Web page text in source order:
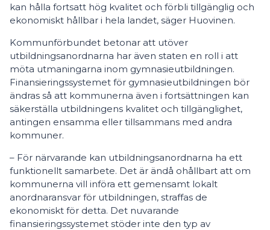
kan hålla fortsatt hög kvalitet och förbli tillgänglig och
ekonomiskt hållbar i hela landet, säger Huovinen.
Kommunförbundet betonar att utöver
utbildningsanordnarna har även staten en roll i att
möta utmaningarna inom gymnasieutbildningen.
Finansieringssystemet för gymnasieutbildningen bör
ändras så att kommunerna även i fortsättningen kan
säkerställa utbildningens kvalitet och tillgänglighet,
antingen ensamma eller tillsammans med andra
kommuner.
– För närvarande kan utbildningsanordnarna ha ett
funktionellt samarbete. Det är ändå ohållbart att om
kommunerna vill införa ett gemensamt lokalt
anordnaransvar för utbildningen, straffas de
ekonomiskt för detta. Det nuvarande
finansieringssystemet stöder inte den typ av